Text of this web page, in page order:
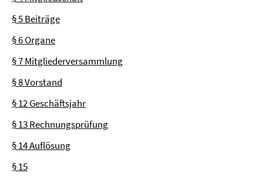
§ 5 Beiträge
§ 6 Organe
§ 7 Mitgliederversammlung
§ 8 Vorstand
§ 12 Geschäftsjahr
§ 13 Rechnungsprüfung
§ 14 Auflösung
§ 15